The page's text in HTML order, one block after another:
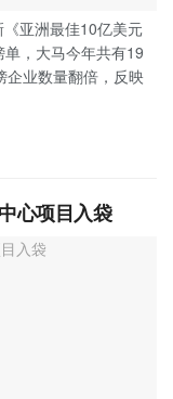
亚洲最佳10亿美元
，大马今年共有19
企业数量翻倍，反映
心项目入袋